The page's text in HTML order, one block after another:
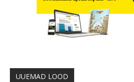
UUEMAD LOOD